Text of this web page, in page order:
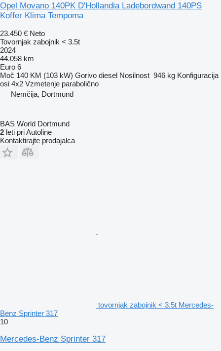
Opel Movano 140PK D'Hollandia Ladebordwand 140PS
Koffer Klima Tempoma
23.450 € Neto
Tovornjak zabojnik < 3.5t
2024
44.058 km
Euro 6
Moč 140 KM (103 kW) Gorivo diesel Nosilnost 946 kg Konfiguracija
osi 4x2 Vzmetenje parabolično
Nemčija, Dortmund
BAS World Dortmund
2 leti pri Autoline
Kontaktirajte prodajalca
tovornjak zabojnik < 3.5t Mercedes-
Benz Sprinter 317
10
Mercedes-Benz Sprinter 317